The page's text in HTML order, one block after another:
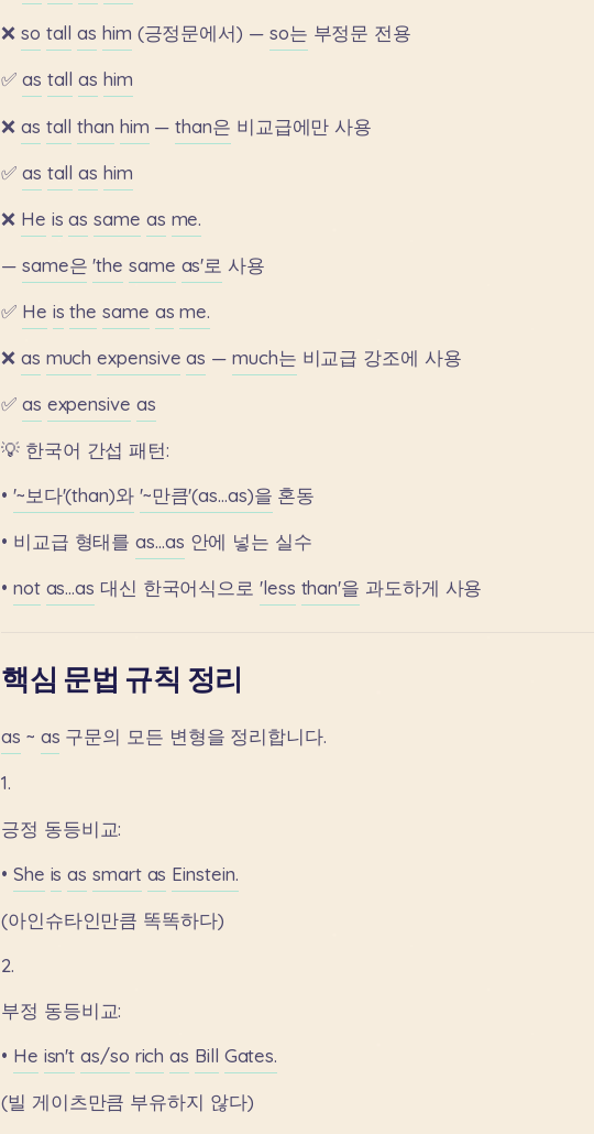
❌ so tall as him (긍정문에서) — so는 부정문 전용
✅ as tall as him
❌ as tall than him — than은 비교급에만 사용
✅ as tall as him
❌ He is as same as me.
— same은 'the same as'로 사용
✅ He is the same as me.
❌ as much expensive as — much는 비교급 강조에 사용
✅ as expensive as
💡 한국어 간섭 패턴:
• '~보다'(than)와 '~만큼'(as...as)을 혼동
• 비교급 형태를 as...as 안에 넣는 실수
• not as...as 대신 한국어식으로 'less than'을 과도하게 사용
핵심 문법 규칙 정리
as ~ as 구문의 모든 변형을 정리합니다.
1.
긍정 동등비교:
• She is as smart as Einstein.
(아인슈타인만큼 똑똑하다)
2.
부정 동등비교:
• He isn't as/so rich as Bill Gates.
(빌 게이츠만큼 부유하지 않다)